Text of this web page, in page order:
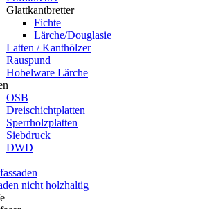
Glattkantbretter
Fichte
Lärche/Douglasie
Latten / Kanthölzer
Rauspund
Hobelware Lärche
OSB
Dreischichtplatten
Sperrholzplatten
Siebdruck
DWD
nicht holzhaltig